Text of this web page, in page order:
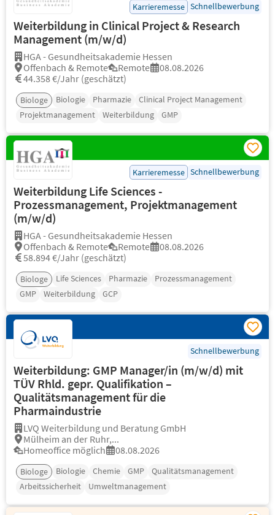
Karrieremesse Schnellbewerbung
Weiterbildung in Clinical Project & Research
Management (m/w/d)
HGA - Gesundheitsakademie Hessen
Offenbach & Remote
Remote
08.08.2026
44.358 €/Jahr (geschätzt)
Biologe Biologie Pharmazie
Clinical Project Management
Projektmanagement
Weiterbildung GMP
Karrieremesse Schnellbewerbung
Weiterbildung Life Sciences -
Prozessmanagement, Projektmanagement
(m/w/d)
HGA - Gesundheitsakademie Hessen
Offenbach & Remote
Remote
08.08.2026
58.894 €/Jahr (geschätzt)
Biologe Life Sciences Pharmazie
Prozessmanagement
GMP
Weiterbildung GCP
Schnellbewerbung
Weiterbildung: GMP Manager/in (m/w/d) mit
TÜV Rhld. gepr. Qualifikation –
Qualitätsmanagement für die
Pharmaindustrie
LVQ Weiterbildung und Beratung GmbH
Mülheim an der Ruhr,...
Homeoffice möglich
08.08.2026
Biologe Biologie Chemie GMP
Qualitätsmanagement
Arbeitssicherheit
Umweltmanagement